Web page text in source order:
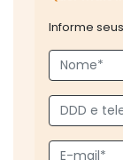
Informe